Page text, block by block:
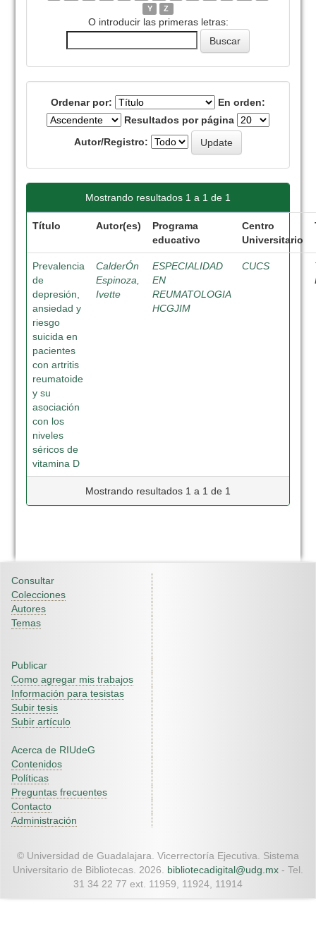
Y
Z
O introducir las primeras letras:
Ordenar por:
En orden:
Resultados por página
Autor/Registro:
Mostrando resultados 1 a 1 de 1
Título Autor(es)
Programa
educativo
Centro
Universitario
Prevalencia
de
depresión,
ansiedad y
riesgo
suicida en
pacientes
con artritis
reumatoide
y su
asociación
con los
niveles
séricos de
vitamina D
CalderÓn
Espinoza,
Ivette
ESPECIALIDAD
EN
REUMATOLOGIA
HCGJIM
CUCS
Mostrando resultados 1 a 1 de 1
Consultar
Colecciones
Autores
Temas
Publicar
Como agregar mis trabajos
Información para tesistas
Subir tesis
Subir artículo
Acerca de RIUdeG
Contenidos
Políticas
Preguntas frecuentes
Contacto
Administración
© Universidad de Guadalajara. Vicerrectoría Ejecutiva. Sistema
Universitario de Bibliotecas. 2026. bibliotecadigital@udg.mx - Tel.
31 34 22 77 ext. 11959, 11924, 11914